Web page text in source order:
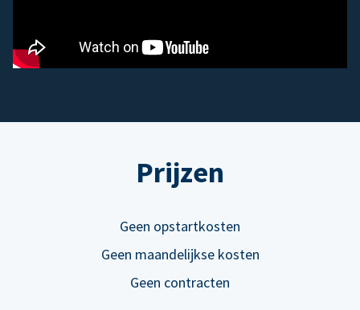
Prijzen
Geen opstartkosten
Geen maandelijkse kosten
Geen contracten